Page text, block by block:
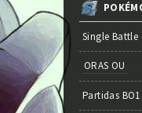
Single Battle
ORAS OU
Partidas BO1